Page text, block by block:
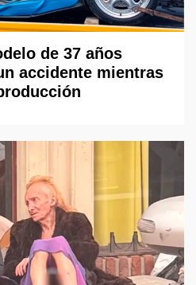
de 37 años
accidente mientras